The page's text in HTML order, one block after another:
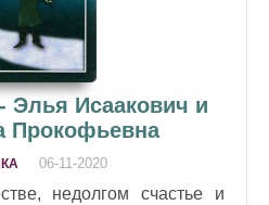
Элья Исаакович и
Прокофьевна
06-11-2020
недолгом счастье и